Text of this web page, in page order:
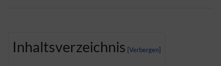
Inhaltsverzeichnis